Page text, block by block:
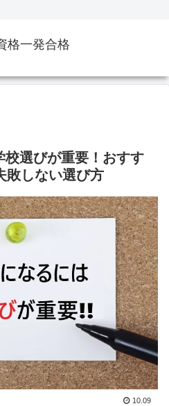
格一発合格
校選びが重要！おすす
敗しない選び方
10.09